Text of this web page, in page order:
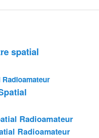
spatial
Radioamateur
Radioamateur
Radioamateur